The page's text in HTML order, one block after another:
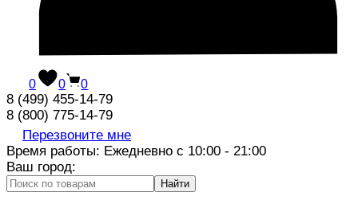
0 0 0
8 (499) 455-14-79
8 (800) 775-14-79
Перезвоните мне
Время работы: Ежедневно с 10:00 - 21:00
Ваш город:
Найти